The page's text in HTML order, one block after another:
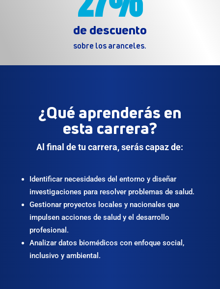
de descuento
sobre los aranceles.
¿Qué aprenderás en
esta carrera?
Al final de tu carrera, serás capaz de:
Identificar necesidades del entorno y diseñar
investigaciones para resolver problemas de salud.
Gestionar proyectos locales y nacionales que
impulsen acciones de salud y el desarrollo
profesional.
Analizar datos biomédicos con enfoque social,
inclusivo y ambiental.